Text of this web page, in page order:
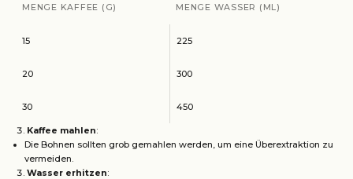
MENGE KAFFEE (G) MENGE WASSER (ML)
15 225
20 300
30 450
Kaffee mahlen:
Die Bohnen sollten grob gemahlen werden, um eine Überextraktion zu
vermeiden.
Wasser erhitzen: